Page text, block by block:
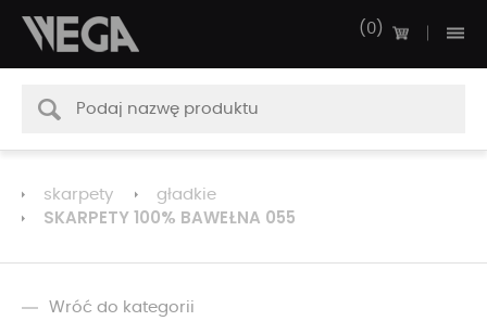
0
skarpety gładkie
SKARPETY 100% BAWEŁNA 055
Wróć do kategorii